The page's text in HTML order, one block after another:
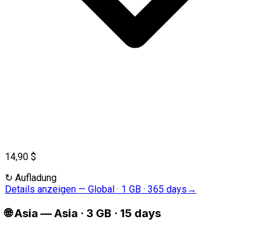
14,90 $
↻ Aufladung
Details anzeigen — Global · 1 GB · 365 days →
🌐Asia —Asia · 3 GB · 15 days